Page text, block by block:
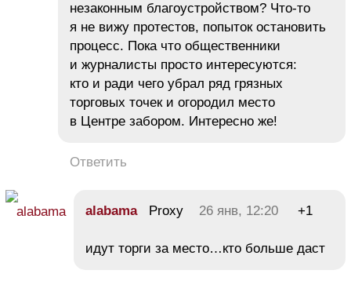
незаконным благоустройством? Что-то
я не вижу протестов, попыток остановить
процесс. Пока что общественники
и журналисты просто интересуются:
кто и ради чего убрал ряд грязных
торговых точек и огородил место
в Центре забором. Интересно же!
Ответить
alabamaProxy 26 янв, 12:20 +1
идут торги за место…кто больше даст